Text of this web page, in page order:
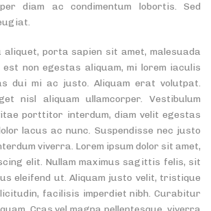
diam ac condimentum lobortis. Sed
porta sapien sit amet, malesuada
est non egestas aliquam, mi lorem iaculis
dui mi ac justo. Aliquam erat volutpat.
nisl aliquam ullamcorper. Vestibulum
porttitor interdum, diam velit egestas
lacus ac nunc. Suspendisse nec justo
viverra. Lorem ipsum dolor sit amet,
elit. Nullam maximus sagittis felis, sit
eleifend ut. Aliquam justo velit, tristique
facilisis imperdiet nibh. Curabitur